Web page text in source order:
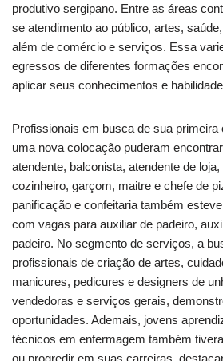
produtivo sergipano. Entre as áreas
se atendimento ao público, artes,
além de comércio e serviços. Essa
egressos de diferentes formações
aplicar seus conhecimentos e
Profissionais em busca de sua primeira
uma nova colocação puderam
atendente, balconista, atendente de
cozinheiro, garçom, maitre e chefe de
panificação e confeitaria também
com vagas para auxiliar de padeiro,
padeiro. No segmento de serviços, a
profissionais de criação de artes,
manicures, pedicures e designers de
vendedoras e serviços gerais,
oportunidades. Ademais, jovens
técnicos em enfermagem também
ou progredir em suas carreiras,